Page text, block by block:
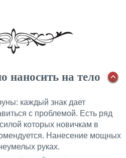
наносить на тело
каждый знак дает
с проблемой. Есть ряд
которых новичкам в
Нанесение мощных
руках.